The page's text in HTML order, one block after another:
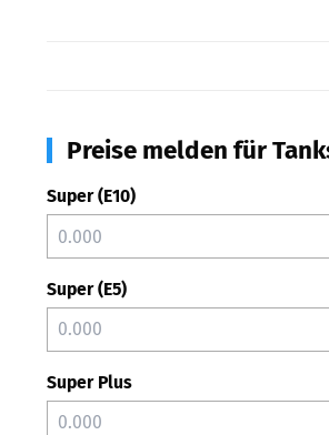
Preise melden für
Super (E10)
Super (E5)
Super Plus